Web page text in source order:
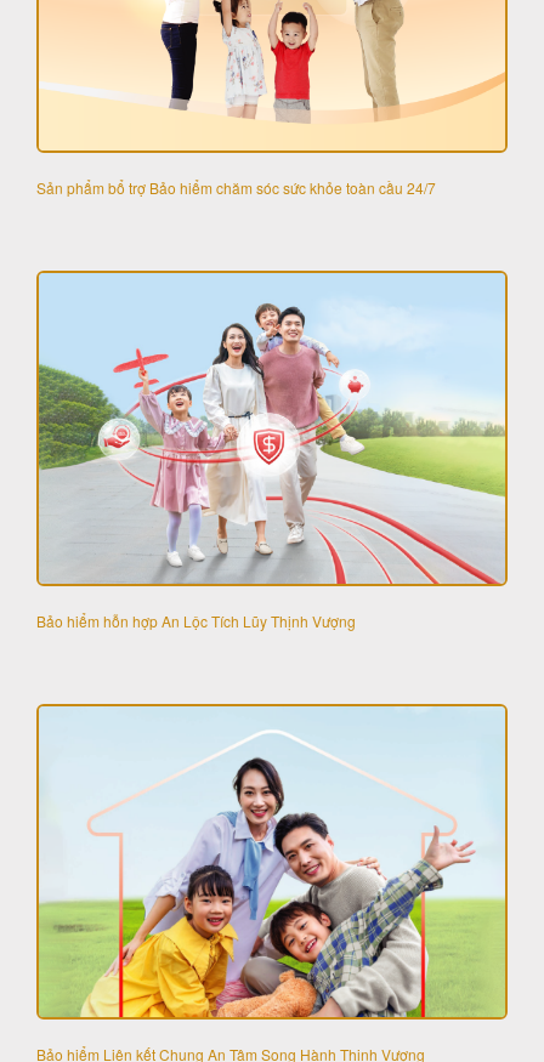
Sản phẩm bổ trợ Bảo hiểm chăm sóc sức khỏe toàn cầu 24/7
Bảo hiểm hỗn hợp An Lộc Tích Lũy Thịnh Vượng
Bảo hiểm Liên kết Chung An Tâm Song Hành Thịnh Vượng